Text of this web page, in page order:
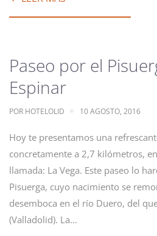
Paseo por el
Espinar
POR HOTELOLID 10 AGOSTO, 2016
Hoy te presentamos una
concretamente a 2,7 kilómetros,
llamada: La Vega. Este paseo lo
Pisuerga, cuyo nacimiento se
desemboca en el río Duero, del
(Valladolid). La…